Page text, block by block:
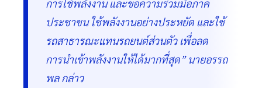
การใช้พลังงาน และขอความร่วมมือภาค
ประชาชน ใช้พลังงานอย่างประหยัด และใช้
รถสาธารณะแทนรถยนต์ส่วนตัว เพื่อลด
การนำเข้าพลังงานให้ได้มากที่สุด” นายอรรถ
พล กล่าว